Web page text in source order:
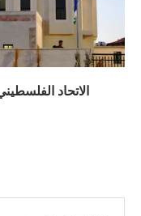
الاتحاد